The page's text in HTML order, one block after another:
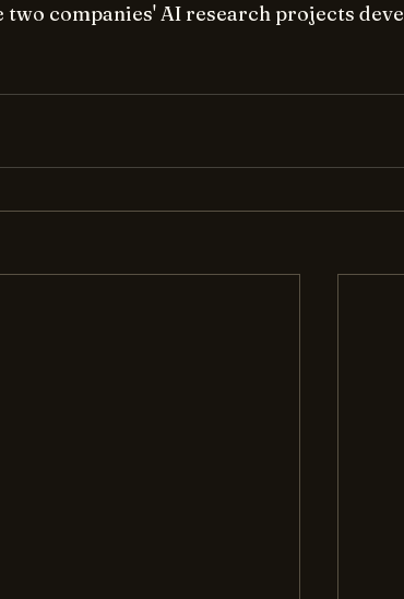
companies' AI research projects